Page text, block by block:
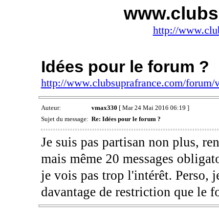
http://
Idées pour le forum ?
http://www.clubsuprafrance.com/
Auteur: vmax330 [ Mar 24 Mai 2016 06:19 ]
Sujet du message: Re: Idées pour le forum ?
Je suis pas partisan non plus,
mais même 20 messages
je vois pas trop l'intérêt. Perso,
davantage de restriction que le